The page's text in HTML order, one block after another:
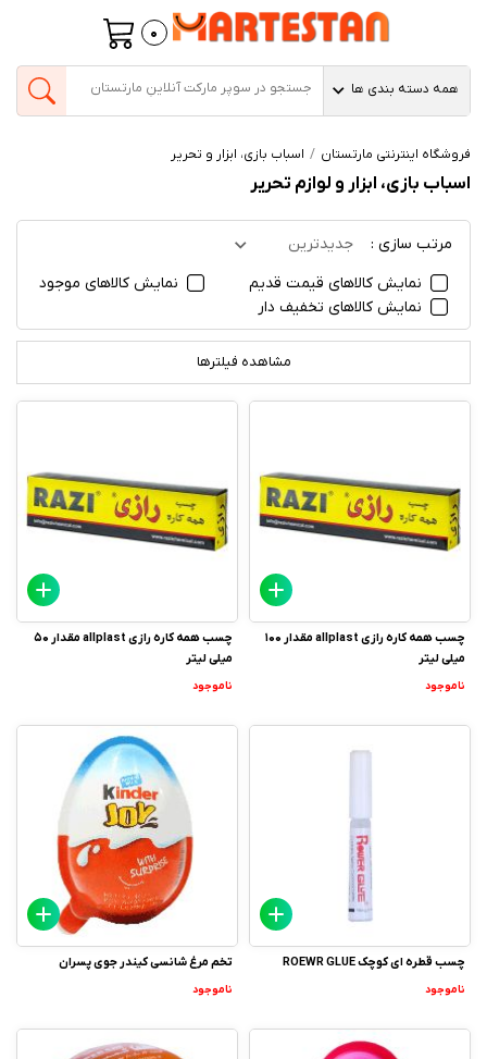
0
همه دسته بندی ها
فروشگاه اینترنتی مارتستان اسباب بازی، ابزار و تحریر
اسباب بازی، ابزار و لوازم تحریر
مرتب سازی :
جدیدترین
نمایش کالاهای قیمت قدیم
نمایش کالاهای موجود
نمایش کالاهای تخفیف دار
مشاهده فیلترها
چسب همه کاره رازی allplast مقدار 100
میلی لیتر
ناموجود
چسب همه کاره رازی allplast مقدار 50
میلی لیتر
ناموجود
چسب قطره ای کوچک ROEWR GLUE
ناموجود
تخم مرغ شانسی کیندر جوی پسران
ناموجود